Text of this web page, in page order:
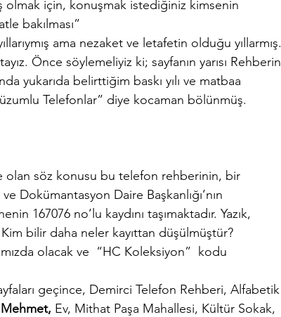
olmak için, konuşmak istediğiniz kimsenin
bakılması”
ama nezaket ve letafetin olduğu yıllarmış.
Önce söylemeliyiz ki; sayfanın yarısı Rehberin
yukarıda belirttiğim baskı yılı ve matbaa
Telefonlar” diye kocaman bölünmüş.
olan söz konusu bu telefon rehberinin, bir
Dokümantasyon Daire Başkanlığı’nın
167076 no’lu kaydını taşımaktadır. Yazık,
bilir daha neler kayıttan düşülmüştür?
olacak ve  “HC Koleksiyon”  kodu
geçince, Demirci Telefon Rehberi, Alfabetik
Ev, Mithat Paşa Mahallesi, Kültür Sokak,